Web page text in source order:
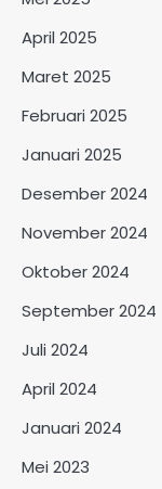
April 2025
Maret 2025
Februari 2025
Januari 2025
Desember 2024
November 2024
Oktober 2024
September 2024
Juli 2024
April 2024
Januari 2024
Mei 2023